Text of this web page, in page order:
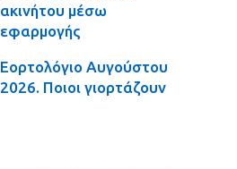
ακινήτου μέσω
εφαρμογής
Εορτολόγιο Αυγούστου
2026. Ποιοι γιορτάζουν